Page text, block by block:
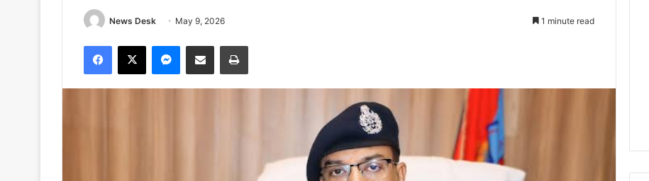
News Desk May 9, 2026 1 minute read
Facebook
X Messenger
Share via Email Print